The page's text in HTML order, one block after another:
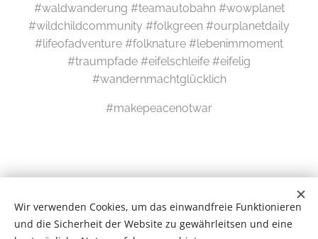
#waldwanderung #teamautobahn #wowplanet
#wildchildcommunity #folkgreen #ourplanetdaily
#lifeofadventure #folknature #lebenimmoment
#traumpfade #eifelschleife #eifelig
#wandernmachtglücklich
#makepeacenotwar
Wir verwenden Cookies, um das einwandfreie Funktionieren
und die Sicherheit der Website zu gewährleitsen und eine